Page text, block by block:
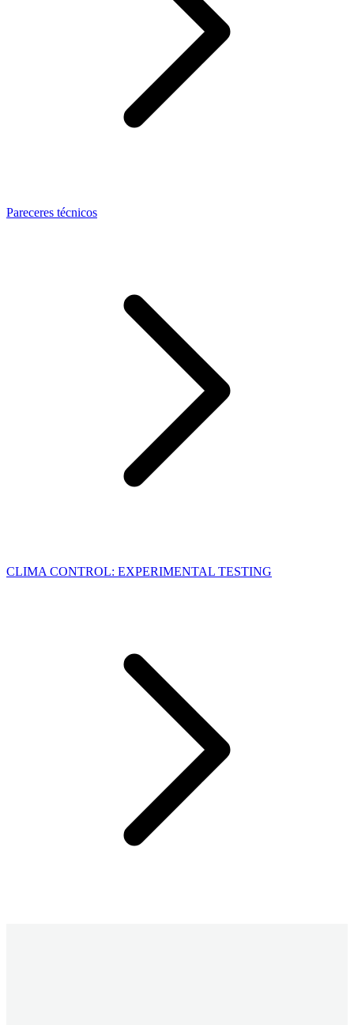
Pareceres técnicos
CLIMA CONTROL: EXPERIMENTAL TESTING